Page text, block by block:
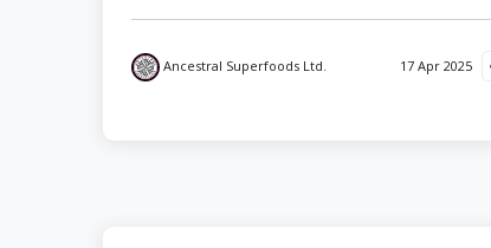
Ancestral Superfoods Ltd. 17 Apr 2025